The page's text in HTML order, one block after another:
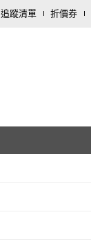
追蹤清單 折價券